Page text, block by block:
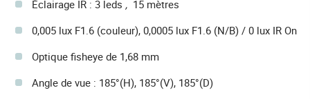
Éclairage IR : 3 leds , 15 mètres
0,005 lux F1.6 (couleur), 0,0005 lux F1.6 (N/B) / 0 lux IR On
Optique fisheye de 1,68 mm
Angle de vue : 185°(H), 185°(V), 185°(D)